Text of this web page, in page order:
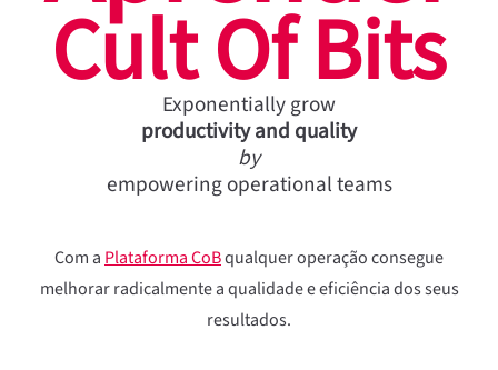
Cult Of Bits
Exponentially grow
productivity and quality
by
empowering operational teams
Com a Plataforma CoBqualquer operação consegue
melhorar radicalmente a qualidade e eficiência dos seus
resultados.